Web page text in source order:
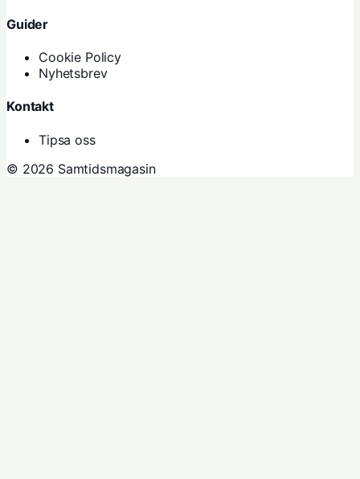
Guider
Cookie Policy
Nyhetsbrev
Kontakt
Tipsa oss
© 2026 Samtidsmagasin